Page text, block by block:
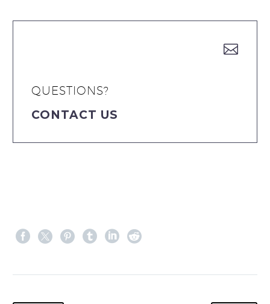


QUESTIONS?
CONTACT US